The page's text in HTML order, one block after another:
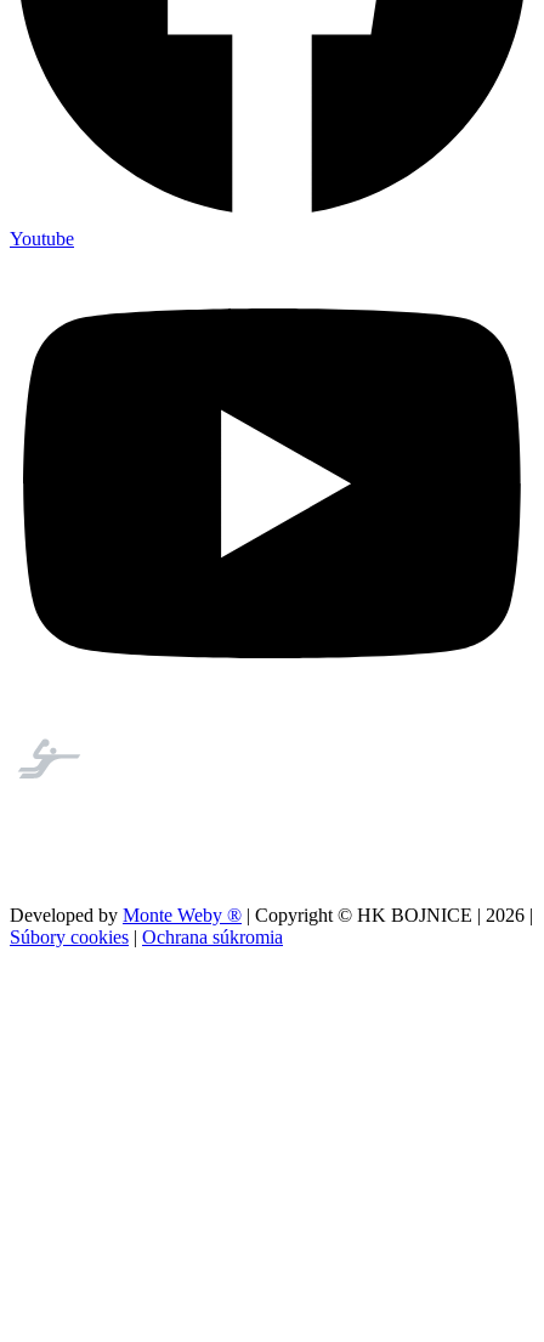
Youtube
Developed by Monte Weby ® | Copyright © HK BOJNICE | 2026 |
Súbory cookies | Ochrana súkromia